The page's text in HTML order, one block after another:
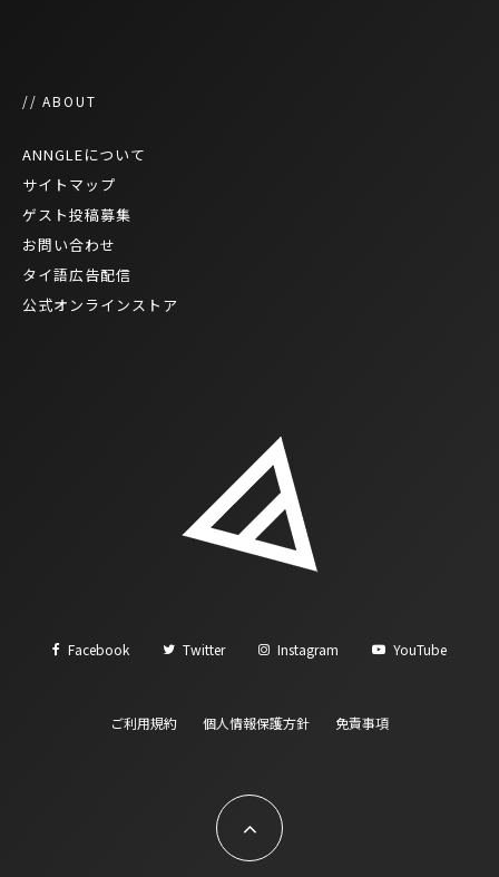
// ABOUT
ANNGLEについて
サイトマップ
ゲスト投稿募集
お問い合わせ
タイ語広告配信
公式オンラインストア
Facebook Twitter Instagram YouTube
ご利用規約 個人情報保護方針 免責事項